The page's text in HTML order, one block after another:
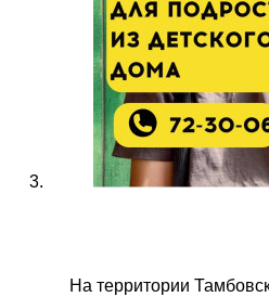
На территории